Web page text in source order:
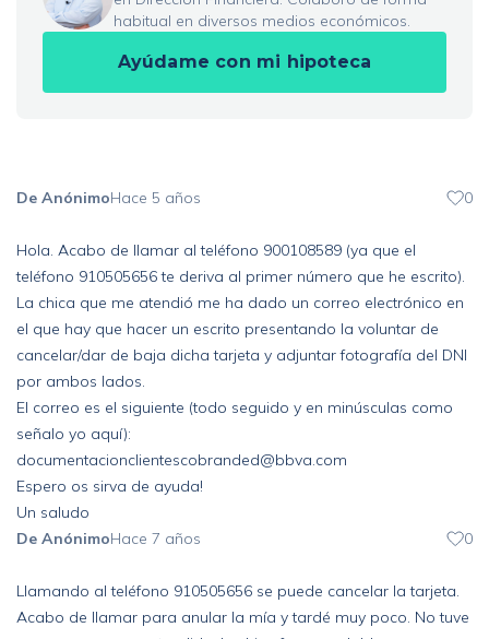
habitual en diversos medios económicos.
Ayúdame con mi hipoteca
De AnónimoHace 5 años 0
Hola. Acabo de llamar al teléfono 900108589 (ya que el
teléfono 910505656 te deriva al primer número que he escrito).
La chica que me atendió me ha dado un correo electrónico en
el que hay que hacer un escrito presentando la voluntar de
cancelar/dar de baja dicha tarjeta y adjuntar fotografía del DNI
por ambos lados.
El correo es el siguiente (todo seguido y en minúsculas como
señalo yo aquí):
documentacionclientescobranded@bbva.com
Espero os sirva de ayuda!
Un saludo
De AnónimoHace 7 años 0
Llamando al teléfono 910505656 se puede cancelar la tarjeta.
Acabo de llamar para anular la mía y tardé muy poco. No tuve